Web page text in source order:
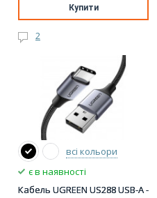
Купити
2
всі кольори
є в наявності
Кабель UGREEN US288 USB-A -